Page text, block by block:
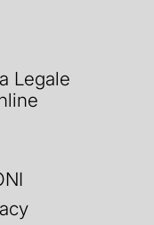
Legale